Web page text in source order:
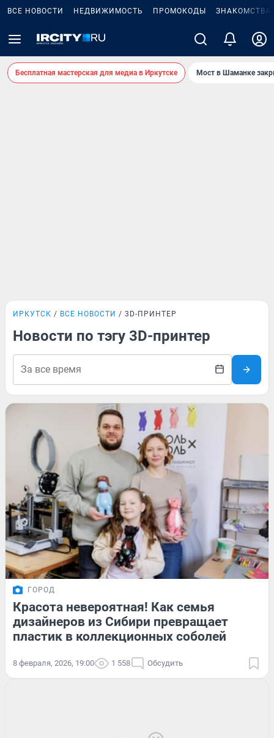
ВСЕ НОВОСТИ НЕДВИЖИМОСТЬ ПРОМОКОДЫ ЗНАКОМСТВА
Бесплатная мастерская для медиа в Иркутске Мост в Шаманке
ИРКУТСК ВСЕ НОВОСТИ 3D-ПРИНТЕР
Новости по тэгу 3D-принтер
ГОРОД
Красота невероятная! Как семья
дизайнеров из Сибири превращает
пластик в коллекционных соболей
8 февраля, 2026, 19:00 1 558 Обсудить